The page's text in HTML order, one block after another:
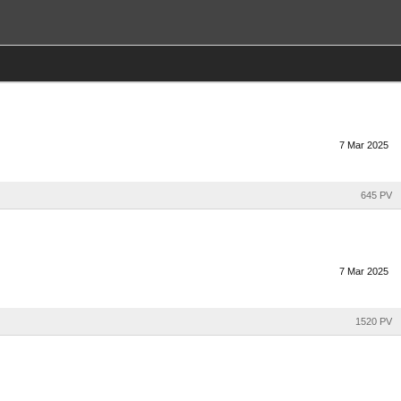
7 Mar 2025
645 PV
7 Mar 2025
1520 PV